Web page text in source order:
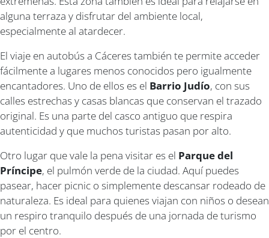
alguna terraza y disfrutar del ambiente local,
especialmente al atardecer.
El viaje en autobús a Cáceres también te permite acceder
fácilmente a lugares menos conocidos pero igualmente
encantadores. Uno de ellos es el Barrio Judío, con sus
calles estrechas y casas blancas que conservan el trazado
original. Es una parte del casco antiguo que respira
autenticidad y que muchos turistas pasan por alto.
Otro lugar que vale la pena visitar es el Parque del
Príncipe, el pulmón verde de la ciudad. Aquí puedes
pasear, hacer picnic o simplemente descansar rodeado de
naturaleza. Es ideal para quienes viajan con niños o desean
un respiro tranquilo después de una jornada de turismo
por el centro.